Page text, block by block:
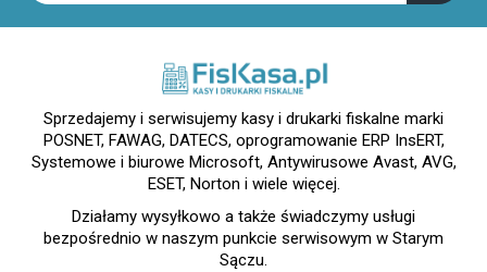
Sprzedajemy i serwisujemy kasy i drukarki fiskalne marki
POSNET, FAWAG, DATECS, oprogramowanie ERP InsERT,
Systemowe i biurowe Microsoft, Antywirusowe Avast, AVG,
ESET, Norton i wiele więcej.
Działamy wysyłkowo a także świadczymy usługi
bezpośrednio w naszym punkcie serwisowym w Starym
Sączu.